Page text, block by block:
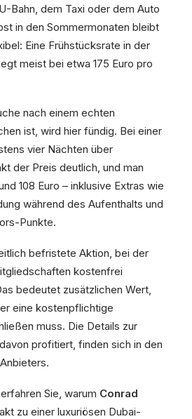
Bahn, dem Taxi oder dem Auto
in den Sommermonaten bleibt
Eine Frühstücksrate in der
meist bei etwa 175 Euro pro
nach einem echten
ist, wird hier fündig. Bei einer
vier Nächten über
der Preis deutlich, und man
108 Euro – inklusive Extras wie
während des Aufenthalts und
Punkte.
befristete Aktion, bei der
kostenfrei
bedeutet zusätzlichen Wert,
eine kostenpflichtige
muss. Die Details zur
profitiert, finden sich in den
Sie, warum Conrad
zu einer luxuriösen Dubai-